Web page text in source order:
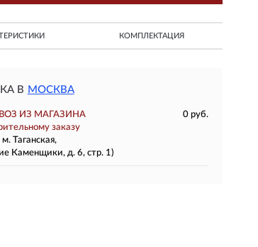
КОМПЛЕКТАЦИЯ
В МОСКВА
ИЗ МАГАЗИНА
0 руб.
заказу
Таганская,
Каменщики, д. 6, стр. 1)